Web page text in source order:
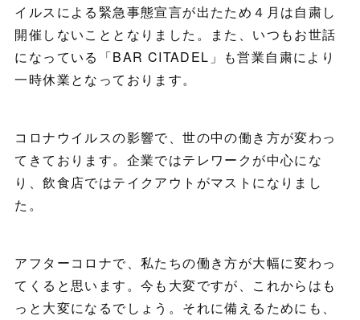
イルスによる緊急事態宣言が出たため４月は自粛し
開催しないこととなりました。また、いつもお世話
になっている「BAR CITADEL」も営業自粛により
一時休業となっております。
コロナウイルスの影響で、世の中の働き方が変わっ
てきております。企業ではテレワークが中心にな
り、飲食店ではテイクアウトがマストになりまし
た。
アフターコロナで、私たちの働き方が大幅に変わっ
てくると思います。今も大変ですが、これからはも
っと大変になるでしょう。それに備えるためにも、